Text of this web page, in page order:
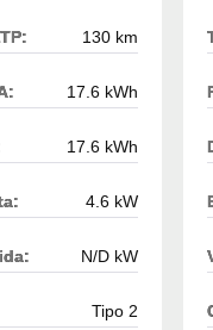
130 km
17.6 kWh
17.6 kWh
4.6 kW
N/D kW
Tipo 2